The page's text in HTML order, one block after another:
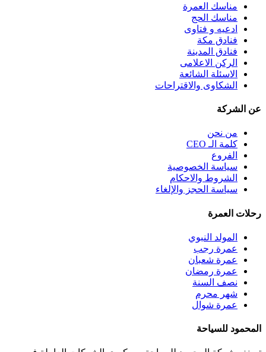
مناسك العمرة
مناسك الحج
ادعيه و فتاوى
فنادق مكة
فنادق المدينة
الركن الاعلامى
الاسئلة الشائعة
الشكاوى والاقتراحات
عن الشركة
من نحن
كلمة الـ CEO
الفروع
سياسة الخصوصية
الشروط والاحكام
سياسة الحجز والإلغاء
رحلات العمرة
المولد النبوي
عمرة رجب
عمرة شعبان
عمرة رمضان
نصف السنة
شهر محرم
عمرة شوال
المحمود للسياحة